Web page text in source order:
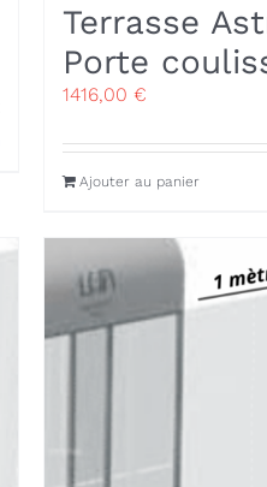
Terrasse
Porte
1416,00€
Ajouter au panier